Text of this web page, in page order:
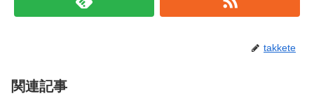
takkete
関連記事